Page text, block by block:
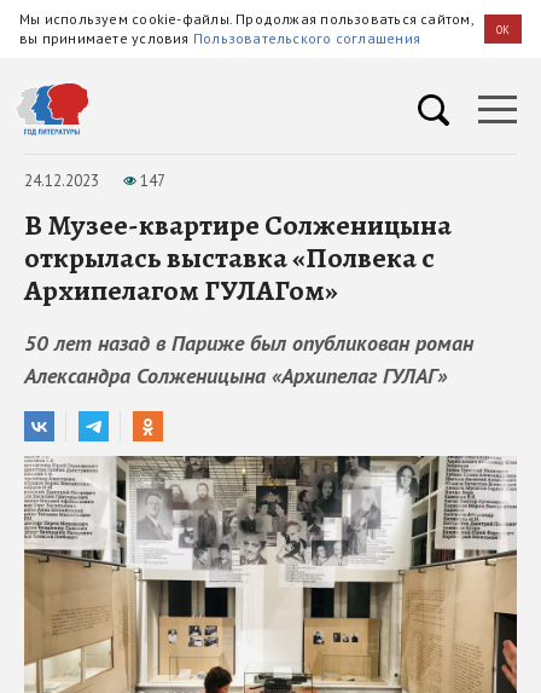
Мы используем cookie-файлы. Продолжая пользоваться сайтом,
вы принимаете условия Пользовательского соглашения OK
24.12.2023 147
В Музее-квартире Солженицына
открылась выставка «Полвека с
Архипелагом ГУЛАГом»
50 лет назад в Париже был опубликован роман
Александра Солженицына «Архипелаг ГУЛАГ»